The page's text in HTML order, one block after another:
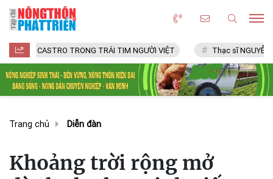
TRONG TRÁI TIM NGƯỜI VIỆT Thạc sĩ NGUYỄN VĂN CHÍ
Trang chủ Diễn đàn
Khoảng trời rộng mở